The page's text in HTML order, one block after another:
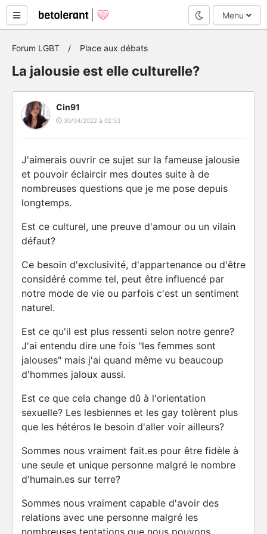
Mode nuit
Menu
Forum LGBT Place aux débats
La jalousie est elle culturelle?
Cin91
30/04/2022 à 02:53
J'aimerais ouvrir ce sujet sur la fameuse jalousie
et pouvoir éclaircir mes doutes suite à de
nombreuses questions que je me pose depuis
longtemps.
Est ce culturel, une preuve d'amour ou un vilain
défaut?
Ce besoin d'exclusivité, d'appartenance ou d'être
considéré comme tel, peut être influencé par
notre mode de vie ou parfois c'est un sentiment
naturel.
Est ce qu'il est plus ressenti selon notre genre?
J'ai entendu dire une fois "les femmes sont
jalouses" mais j'ai quand même vu beaucoup
d'hommes jaloux aussi.
Est ce que cela change dû à l'orientation
sexuelle? Les lesbiennes et les gay tolèrent plus
que les hétéros le besoin d'aller voir ailleurs?
Sommes nous vraiment fait.es pour être fidèle à
une seule et unique personne malgré le nombre
d'humain.es sur terre?
Sommes nous vraiment capable d'avoir des
relations avec une personne malgré les
nombreuses tentations que nous pouvons